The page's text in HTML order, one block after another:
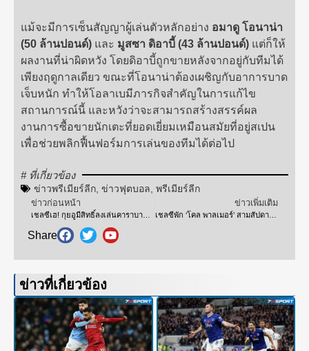
Share
แม้จะมีการเซ็นสัญญาผู้เล่นตัวหลักอย่าง อมาดู โอนาน่า
(50 ล้านปอนด์) และ มูสซา ดิอาบี้ (43 ล้านปอนด์) แต่ก็ให้
ผลงานที่น่าผิดหวัง โดยดิอาบี้ถูกขายหลังจากอยู่กับทีมได้
เพียงฤดูกาลเดียว ขณะที่โอนาน่าต้องเผชิญกับอาการบาด
เจ็บหนัก ทำให้โอลาเบมีภารกิจสำคัญในการแก้ไข
สถานการณ์นี้ และหวังว่าจะสามารถสร้างสรรค์ผล
งานการซื้อขายนักเตะที่ยอดเยี่ยมเหมือนสมัยที่อยู่สเปน
เพื่อช่วยพลิกฟื้นฟอร์มการเล่นของทีมได้ต่อไป
# ที่เกี่ยวข้อง
ข่าวพรีเมียร์ลีก ข่าวฟุตบอล พรีเมียร์ลีก
ข่าวก่อนหน้า ข่าวเพิ่มเติม
เชลซีพัก ‘โคล พาลเมอร์’ สามสัปดาห์ เพื่อจัดการอาการบาดเจ็บที่ขาหนีบ
ข่าวที่เกี่ยวข้อง